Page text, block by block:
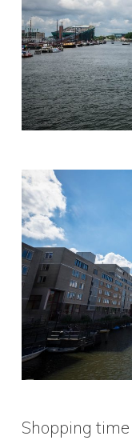
Shopping time